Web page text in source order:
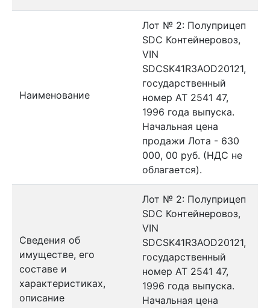
Наименование
Лот № 2: Полуприцеп
SDC Контейнеровоз,
VIN
SDCSK41R3AOD20121,
государственный
номер АТ 2541 47,
1996 года выпуска.
Начальная цена
продажи Лота - 630
000, 00 руб. (НДС не
облагается).
Сведения об
имуществе, его
составе и
характеристиках,
описание
Лот № 2: Полуприцеп
SDC Контейнеровоз,
VIN
SDCSK41R3AOD20121,
государственный
номер АТ 2541 47,
1996 года выпуска.
Начальная цена